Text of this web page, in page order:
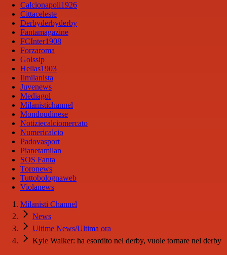
Calcionapoli1926
Cittaceleste
Derbyderbyderby
Fantamagazine
FCInter1908
Forzaroma
Golssip
Hellas1903
Ilmilanista
Juvenews
Mediagol
Milanistichannel
Mondoudinese
Notiziecalciomercato
Numericalcio
Padovasport
Pianetamilan
SOS Fanta
Toronews
Tuttobolognaweb
Violanews
Milanisti Channel
News
Ultime News/Ultima ora
Kyle Walker: ha esordito nel derby, vuole tornare nel derby